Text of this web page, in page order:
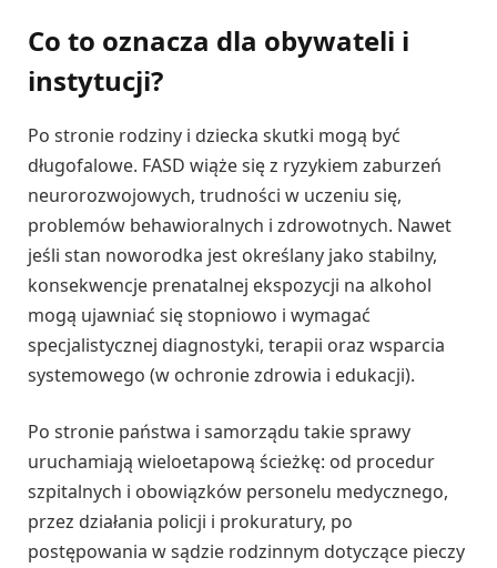
Co to oznacza dla obywateli i
instytucji?
Po stronie rodziny i dziecka skutki mogą być
długofalowe. FASD wiąże się z ryzykiem zaburzeń
neurorozwojowych, trudności w uczeniu się,
problemów behawioralnych i zdrowotnych. Nawet
jeśli stan noworodka jest określany jako stabilny,
konsekwencje prenatalnej ekspozycji na alkohol
mogą ujawniać się stopniowo i wymagać
specjalistycznej diagnostyki, terapii oraz wsparcia
systemowego (w ochronie zdrowia i edukacji).
Po stronie państwa i samorządu takie sprawy
uruchamiają wieloetapową ścieżkę: od procedur
szpitalnych i obowiązków personelu medycznego,
przez działania policji i prokuratury, po
postępowania w sądzie rodzinnym dotyczące pieczy